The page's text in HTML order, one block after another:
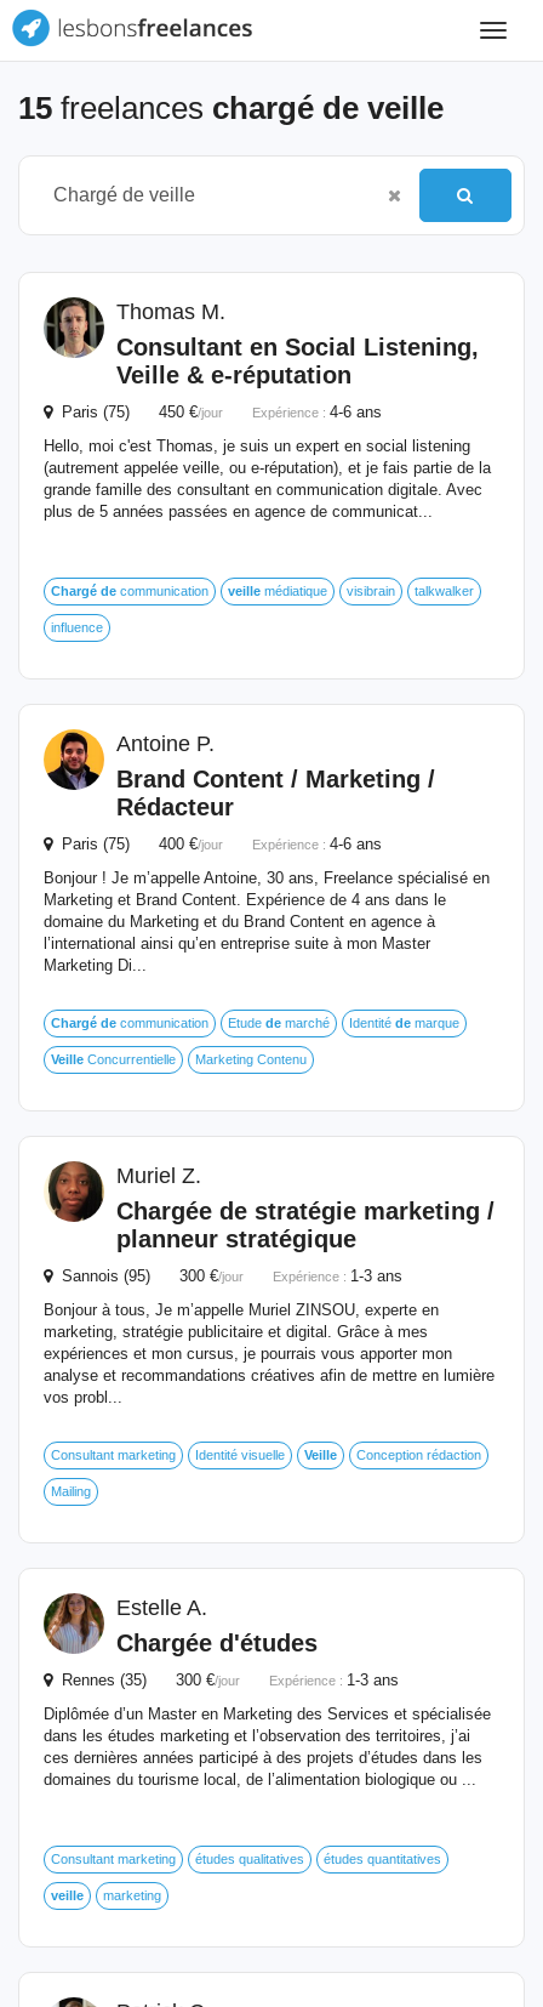
Toggle
15 freelances chargé de veille
Thomas M.
Consultant en Social Listening,
Veille & e-réputation
Paris (75) 450 €/jour Expérience : 4-6 ans
Hello, moi c'est Thomas, je suis un expert en social listening
(autrement appelée veille, ou e-réputation), et je fais partie de la
grande famille des consultant en communication digitale. Avec
plus de 5 années passées en agence de communicat...
Chargé de communication veille médiatique visibrain talkwalker
influence
Antoine P.
Brand Content / Marketing /
Rédacteur
Paris (75) 400 €/jour Expérience : 4-6 ans
Bonjour ! Je m’appelle Antoine, 30 ans, Freelance spécialisé en
Marketing et Brand Content. Expérience de 4 ans dans le
domaine du Marketing et du Brand Content en agence à
l’international ainsi qu’en entreprise suite à mon Master
Marketing Di...
Chargé de communication Etude de marché Identité de marque
Veille Concurrentielle Marketing Contenu
Muriel Z.
Chargée de stratégie marketing /
planneur stratégique
Sannois (95) 300 €/jour Expérience : 1-3 ans
Bonjour à tous, Je m’appelle Muriel ZINSOU, experte en
marketing, stratégie publicitaire et digital. Grâce à mes
expériences et mon cursus, je pourrais vous apporter mon
analyse et recommandations créatives afin de mettre en lumière
vos probl...
Consultant marketing Identité visuelle Veille Conception rédaction
Mailing
Estelle A.
Chargée d'études
Rennes (35) 300 €/jour Expérience : 1-3 ans
Diplômée d’un Master en Marketing des Services et spécialisée
dans les études marketing et l’observation des territoires, j’ai
ces dernières années participé à des projets d’études dans les
domaines du tourisme local, de l’alimentation biologique ou ...
Consultant marketing études qualitatives études quantitatives
veille marketing